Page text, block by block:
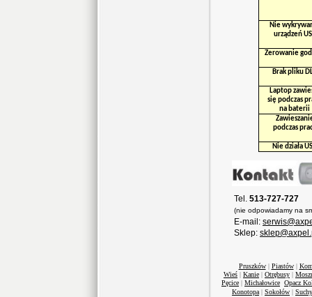
Nie
urządzeń
Zerowanie
Brak pliku
Laptop
się podczas
na baterii
podczas
Nie działa
Tel. 513-727-727
(nie odpowiadamy na
E-mail:
Sklep:
Pruszków| Piastów|
Wieś | Kanie | Otrębusy |
Pęcice | Michałowice Opacz
Konotopa | Sokołów |